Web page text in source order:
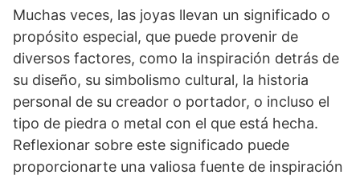
Muchas veces, las joyas llevan un significado o
propósito especial, que puede provenir de
diversos factores, como la inspiración detrás de
su diseño, su simbolismo cultural, la historia
personal de su creador o portador, o incluso el
tipo de piedra o metal con el que está hecha.
Reflexionar sobre este significado puede
proporcionarte una valiosa fuente de inspiración